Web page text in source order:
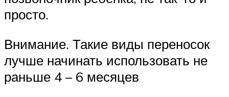
просто.
Внимание. Такие виды переносок
лучше начинать использовать не
раньше 4 – 6 месяцев